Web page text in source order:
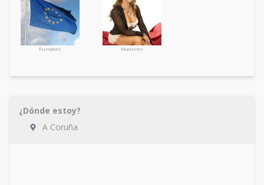
Europeas Maduras
¿Dónde estoy?
A Coruña